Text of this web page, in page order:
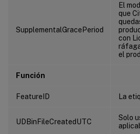
SupplementalGracePeriod
El
que
con
el
Función
FeatureID La
UDBinFileCreatedUTC
Solo